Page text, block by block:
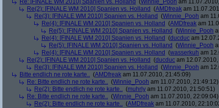
Re: [FINALE WM 2010] Spanien vs. Holland (Winnie_Pooh am
Re(2): [FINALE WM 2010] Spanien vs. Holland (AMDfreak am
Re(3): [FINALE WM 2010] Spanien vs. Holland (Winnie_Pooh am
Re(4): [FINALE WM 2010] Spanien vs. Holland (AMDfreak am
Re(5): [FINALE WM 2010] Spanien vs. Holland (Winnie_Pooh
Re(4): [FINALE WM 2010] Spanien vs. Holland (ducduc am
Re(5): [FINALE WM 2010] Spanien vs. Holland (Winnie_Pooh
Re(4): [FINALE WM 2010] Spanien vs. Holland (wasserkuh am
Re(2): [FINALE WM 2010] Spanien vs. Holland (ducduc am
Re(3): [FINALE WM 2010] Spanien vs. Holland (Winnie_Pooh am
Bitte endlich ne rote karte.. (AMDfreak am 11.07.2010, 21:45:09)
Re: Bitte endlich ne rote karte.. (Winnie_Pooh am 11.07.2010, 21:49:12)
Re(2): Bitte endlich ne rote karte.. (muhrly am 11.07.2010, 21:50:51)
Re: Bitte endlich ne rote karte.. (Winnie_Pooh am 11.07.2010, 22:09:04)
Re(2): Bitte endlich ne rote karte.. (AMDfreak am 11.07.2010,